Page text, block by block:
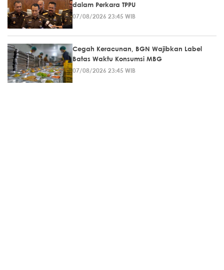
dalam Perkara TPPU
07/08/2026 23:45 WIB
Cegah Keracunan, BGN Wajibkan Label
Batas Waktu Konsumsi MBG
07/08/2026 23:45 WIB